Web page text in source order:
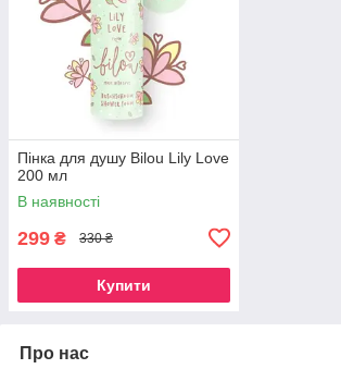
Пінка для душу Bilou Lily Love
200 мл
В наявності
299 ₴ 330 ₴
Купити
Про нас